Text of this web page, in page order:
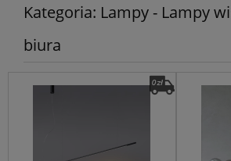
Kategoria: Lampy - Lampy
biura